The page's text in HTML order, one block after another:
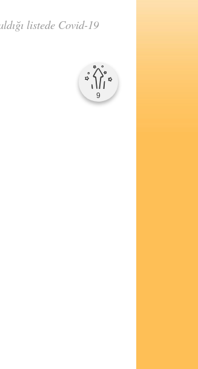
listede Covid-19
9